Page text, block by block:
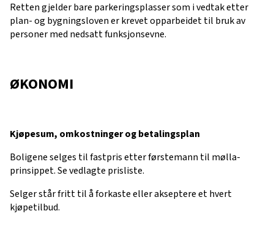
Retten gjelder bare parkeringsplasser som i vedtak etter
plan- og bygningsloven er krevet opparbeidet til bruk av
personer med nedsatt funksjonsevne.
ØKONOMI
Kjøpesum, omkostninger og betalingsplan
Boligene selges til fastpris etter førstemann til mølla-
prinsippet. Se vedlagte prisliste.
Selger står fritt til å forkaste eller akseptere et hvert
kjøpetilbud.